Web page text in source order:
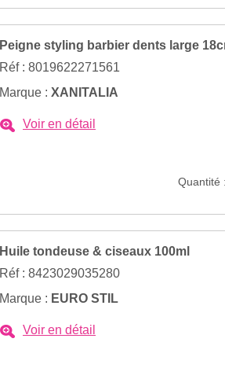
Peigne styling barbier dents large
Réf : 8019622271561
Marque : XANITALIA
Voir en détail
Quantité
Huile tondeuse & ciseaux 100ml
Réf : 8423029035280
Marque : EURO STIL
Voir en détail